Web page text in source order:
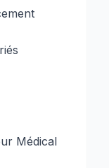
Médical